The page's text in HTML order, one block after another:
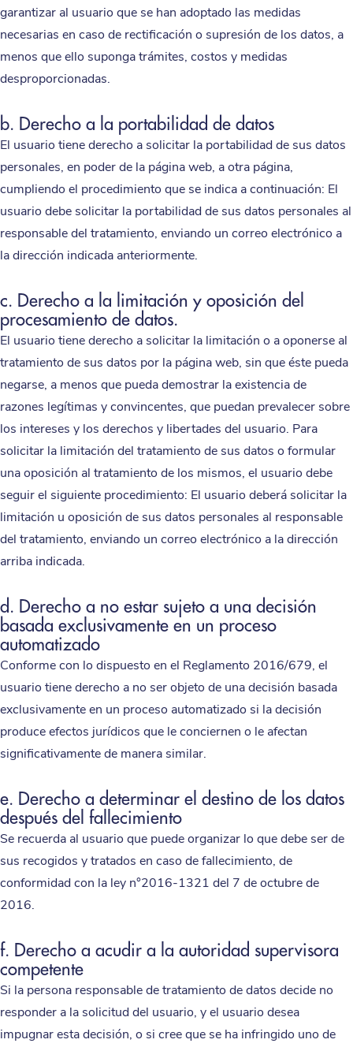
garantizar al usuario que se han adoptado las medidas
necesarias en caso de rectificación o supresión de los datos, a
menos que ello suponga trámites, costos y medidas
desproporcionadas.
b. Derecho a la portabilidad de datos
El usuario tiene derecho a solicitar la portabilidad de sus datos
personales, en poder de la página web, a otra página,
cumpliendo el procedimiento que se indica a continuación: El
usuario debe solicitar la portabilidad de sus datos personales al
responsable del tratamiento, enviando un correo electrónico a
la dirección indicada anteriormente.
c. Derecho a la limitación y oposición del
procesamiento de datos.
El usuario tiene derecho a solicitar la limitación o a oponerse al
tratamiento de sus datos por la página web, sin que éste pueda
negarse, a menos que pueda demostrar la existencia de
razones legítimas y convincentes, que puedan prevalecer sobre
los intereses y los derechos y libertades del usuario. Para
solicitar la limitación del tratamiento de sus datos o formular
una oposición al tratamiento de los mismos, el usuario debe
seguir el siguiente procedimiento: El usuario deberá solicitar la
limitación u oposición de sus datos personales al responsable
del tratamiento, enviando un correo electrónico a la dirección
arriba indicada.
d. Derecho a no estar sujeto a una decisión
basada exclusivamente en un proceso
automatizado
Conforme con lo dispuesto en el Reglamento 2016/679, el
usuario tiene derecho a no ser objeto de una decisión basada
exclusivamente en un proceso automatizado si la decisión
produce efectos jurídicos que le conciernen o le afectan
significativamente de manera similar.
e. Derecho a determinar el destino de los datos
después del fallecimiento
Se recuerda al usuario que puede organizar lo que debe ser de
sus recogidos y tratados en caso de fallecimiento, de
conformidad con la ley n°2016-1321 del 7 de octubre de
2016.
f. Derecho a acudir a la autoridad supervisora ​​
competente
Si la persona responsable de tratamiento de datos decide no
responder a la solicitud del usuario, y el usuario desea
impugnar esta decisión, o si cree que se ha infringido uno de